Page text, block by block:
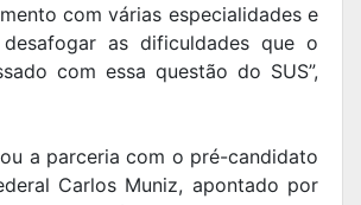
com várias especialidades e
as dificuldades que o
com essa questão do SUS”,
a parceria com o pré-candidato
Carlos Muniz, apontado por